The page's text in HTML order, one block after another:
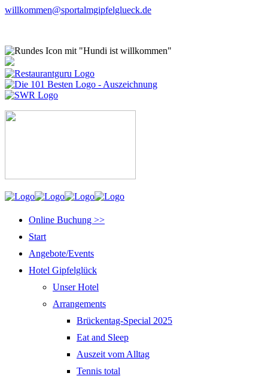
willkommen@sportalmgipfelglueck.de
Online Buchung >>
Start
Angebote/Events
Hotel Gipfelglück
Unser Hotel
Arrangements
Brückentag-Special 2025
Eat and Sleep
Auszeit vom Alltag
Tennis total